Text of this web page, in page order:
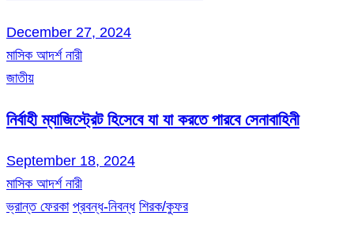
December 27, 2024
মাসিক আদর্শ নারী
জাতীয়
নির্বাহী ম্যাজিস্ট্রেট হিসেবে যা যা করতে পারবে সেনাবাহিনী
September 18, 2024
মাসিক আদর্শ নারী
ভ্রান্ত ফেরকা প্রবন্ধ-নিবন্ধ শিরক/কুফর